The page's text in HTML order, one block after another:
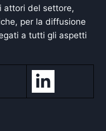
attori del settore,
per la diffusione
a tutti gli aspetti